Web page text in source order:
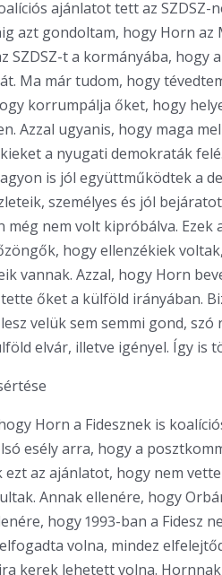
ajánlatot tett az SZDSZ-
azt gondoltam, hogy Horn az
SZDSZ-t a kormányába, hogy
Ma már tudom, hogy
korrumpálja őket, hogy
Azzal ugyanis, hogy maga
a nyugati demokraták
is jól együttműködtek a
személyes és jól
még nem volt kipróbálva.
hogy ellenzékiek
vannak. Azzal, hogy Horn
őket a külföld irányában.
velük sem semmi gond,
elvár, illetve igényel. Így is
Horn a Fidesznek is
esély arra, hogy a
az ajánlatot, hogy nem
Annak ellenére, hogy
hogy 1993-ban a Fidesz
volna, mindez
kerek lehetett volna.